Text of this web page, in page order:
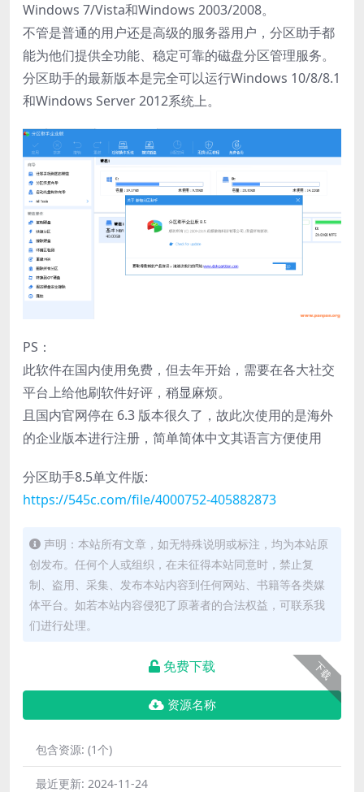
Windows 7/Vista和Windows 2003/2008。
不管是普通的用户还是高级的服务器用户，分区助手都
能为他们提供全功能、稳定可靠的磁盘分区管理服务。
分区助手的最新版本是完全可以运行Windows 10/8/8.1
和Windows Server 2012系统上。
PS：
此软件在国内使用免费，但去年开始，需要在各大社交
平台上给他刷软件好评，稍显麻烦。
且国内官网停在 6.3 版本很久了，故此次使用的是海外
的企业版本进行注册，简单简体中文其语言方便使用
分区助手8.5单文件版:
https://545c.com/file/4000752-405882873
声明：本站所有文章，如无特殊说明或标注，均为本站原
创发布。任何个人或组织，在未征得本站同意时，禁止复
制、盗用、采集、发布本站内容到任何网站、书籍等各类媒
体平台。如若本站内容侵犯了原著者的合法权益，可联系我
们进行处理。
下载
免费下载
资源名称
包含资源: (1个)
最近更新: 2024-11-24